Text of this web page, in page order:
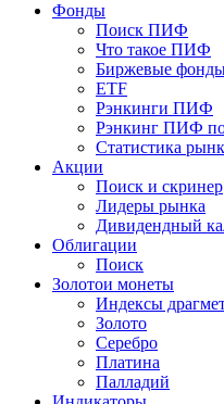
Фонды
Поиск ПИФ
Что такое ПИФ
Биржевые
ETF
Рэнкинги ПИФ
Рэнкинг ПИФ по
Статистика
Акции
Поиск и скринер
Лидеры рынка
Дивидендный
Облигации
Поиск
Золотои монеты
Индексы
Золото
Серебро
Платина
Палладий